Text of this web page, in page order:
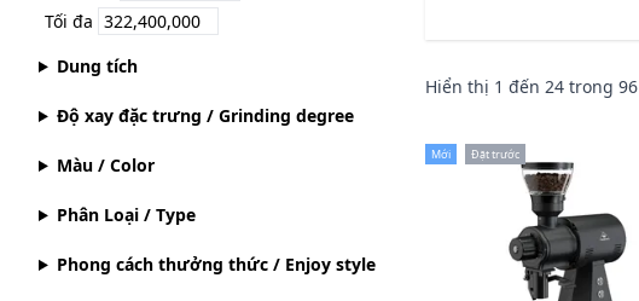
Tối đa
Dung tích
Độ xay đặc trưng / Grinding degree
Màu / Color
Phân Loại / Type
Phong cách thưởng thức / Enjoy style
Hiển thị 1 đến 24 trong 96
Mới Đặt trước